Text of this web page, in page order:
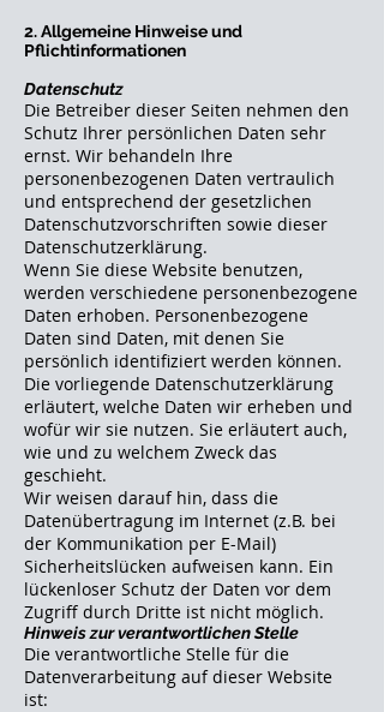
2. Allgemeine Hinweise und
Pflichtinformationen
Datenschutz
Die Betreiber dieser Seiten nehmen den
Schutz Ihrer persönlichen Daten sehr
ernst. Wir behandeln Ihre
personenbezogenen Daten vertraulich
und entsprechend der gesetzlichen
Datenschutzvorschriften sowie dieser
Datenschutzerklärung.
Wenn Sie diese Website benutzen,
werden verschiedene personenbezogene
Daten erhoben. Personenbezogene
Daten sind Daten, mit denen Sie
persönlich identifiziert werden können.
Die vorliegende Datenschutzerklärung
erläutert, welche Daten wir erheben und
wofür wir sie nutzen. Sie erläutert auch,
wie und zu welchem Zweck das
geschieht.
Wir weisen darauf hin, dass die
Datenübertragung im Internet (z.B. bei
der Kommunikation per E-Mail)
Sicherheitslücken aufweisen kann. Ein
lückenloser Schutz der Daten vor dem
Zugriff durch Dritte ist nicht möglich.
Hinweis zur verantwortlichen Stelle
Die verantwortliche Stelle für die
Datenverarbeitung auf dieser Website
ist: